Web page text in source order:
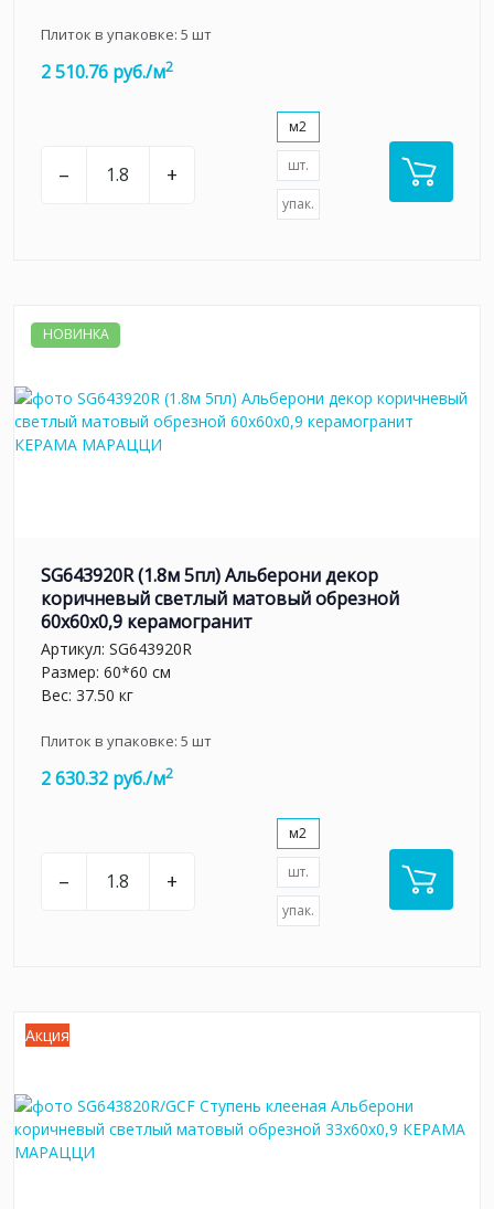
Плиток в упаковке: 5 шт
2 510.76 руб./м2
– +
м2
шт.
упак.
НОВИНКА
SG643920R (1.8м 5пл) Альберони декор
коричневый светлый матовый обрезной
60x60x0,9 керамогранит
Артикул: SG643920R
Размер: 60*60 см
Вес: 37.50 кг
Плиток в упаковке: 5 шт
2 630.32 руб./м2
– +
м2
шт.
упак.
Акция